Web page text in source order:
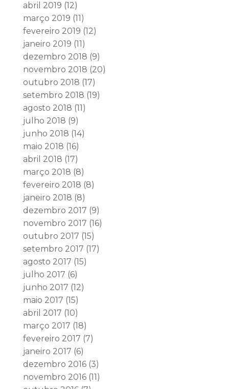
abril 2019 (12)
março 2019 (11)
fevereiro 2019 (12)
janeiro 2019 (11)
dezembro 2018 (9)
novembro 2018 (20)
outubro 2018 (17)
setembro 2018 (19)
agosto 2018 (11)
julho 2018 (9)
junho 2018 (14)
maio 2018 (16)
abril 2018 (17)
março 2018 (8)
fevereiro 2018 (8)
janeiro 2018 (8)
dezembro 2017 (9)
novembro 2017 (16)
outubro 2017 (15)
setembro 2017 (17)
agosto 2017 (15)
julho 2017 (6)
junho 2017 (12)
maio 2017 (15)
abril 2017 (10)
março 2017 (18)
fevereiro 2017 (7)
janeiro 2017 (6)
dezembro 2016(3)
novembro 2016(11)